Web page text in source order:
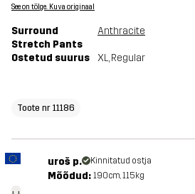
See on tõlge. Kuva originaal
Surround
Stretch Pants
Anthracite
Ostetud suurus XL, Regular
Toote nr 11186
uroš p. Kinnitatud ostja
Mõõdud: 190cm, 115kg